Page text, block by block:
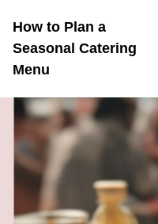
How to Plan a
Seasonal Catering
Menu